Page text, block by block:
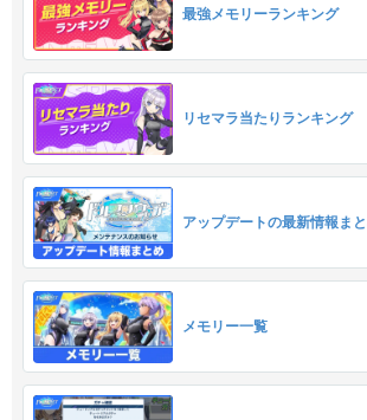
最強メモリーランキング
リセマラ当たりランキング
アップデートの最新情報ま
メモリー一覧